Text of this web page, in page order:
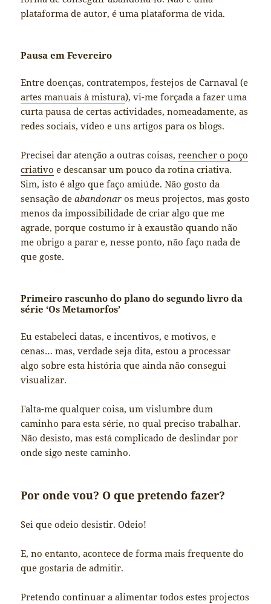
plataforma de autor, é uma plataforma de vida.
Pausa em Fevereiro
Entre doenças, contratempos, festejos de Carnaval (e
artes manuais à mistura), vi-me forçada a fazer uma
curta pausa de certas actividades, nomeadamente, as
redes sociais, vídeo e uns artigos para os blogs.
Precisei dar atenção a outras coisas,reencher o poço
criativo e descansar um pouco da rotina criativa.
Sim, isto é algo que faço amiúde. Não gosto da
sensação deabandonar os meus projectos, mas gosto
menos da impossibilidade de criar algo que me
agrade, porque costumo ir à exaustão quando não
me obrigo a parar e, nesse ponto, não faço nada de
que goste.
Primeiro rascunho do plano do segundo livro da
série ‘Os Metamorfos’
Eu estabeleci datas, e incentivos, e motivos, e
cenas… mas, verdade seja dita, estou a processar
algo sobre esta história que ainda não consegui
visualizar.
Falta-me qualquer coisa, um vislumbre dum
caminho para esta série, no qual preciso trabalhar.
Não desisto, mas está complicado de deslindar por
onde sigo neste caminho.
Por onde vou? O que pretendo fazer?
Sei que odeio desistir. Odeio!
E, no entanto, acontece de forma mais frequente do
que gostaria de admitir.
Pretendo continuar a alimentar todos estes projectos